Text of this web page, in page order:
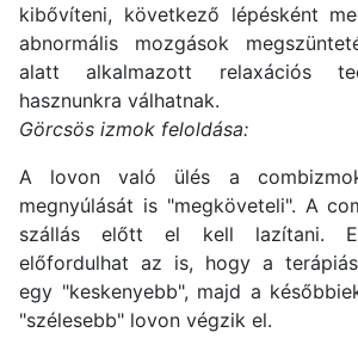
kibővíteni, következő lépésként
abnormális mozgások
alatt alkalmazott relaxációs
hasznunkra válhatnak.
Görcsös izmok feloldása:
A lovon való ülés a
megnyúlását is "megköveteli". A
szállás előtt el kell lazítani.
előfordulhat az is, hogy a
egy "keskenyebb", majd a
"szélesebb" lovon végzik el.